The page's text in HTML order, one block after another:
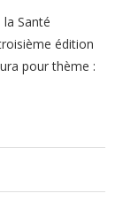
Santé
édition
pour thème :